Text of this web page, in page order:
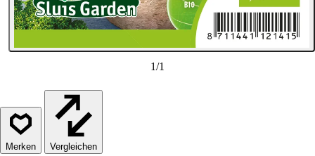
1/1
Vergleichen